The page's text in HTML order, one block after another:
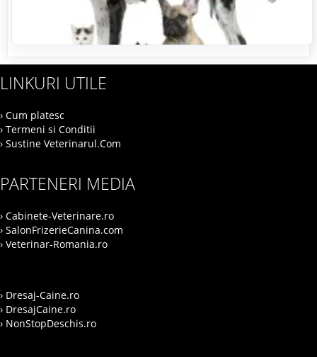
LINKURI UTILE
› Cum platesc
› Termeni si Conditii
› Sustine Veterinarul.Com
PARTENERI MEDIA
› Cabinete-Veterinare.ro
› SalonFrizerieCanina.com
› Veterinar-Romania.ro
› Dresaj-Caine.ro
› DresajCaine.ro
› NonStopDeschis.ro